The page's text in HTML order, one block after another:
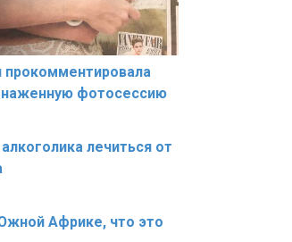
прокомментировала
фотосессию
лечиться от
Африке, что это